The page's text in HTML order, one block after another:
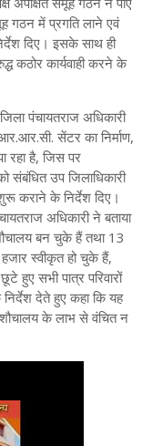
गठन में प्रगति लाने एवं
दिए। इसके साथ ही
कठोर कार्यवाही करने के
पंचायतराज अधिकारी
सेंटर का निर्माण,
रहा है, जिस पर
संबंधित उप जिलाधिकारी
कराने के निर्देश दिए।
अधिकारी ने बताया
बन चुके हैं तथा 13
स्वीकृत हो चुके हैं,
हुए सभी पात्र परिवारों
देते हुए कहा कि यह
शौचालय के लाभ से वंचित न